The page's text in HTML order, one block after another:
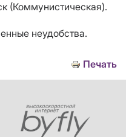
(Коммунистическая).
неудобства.
Печать